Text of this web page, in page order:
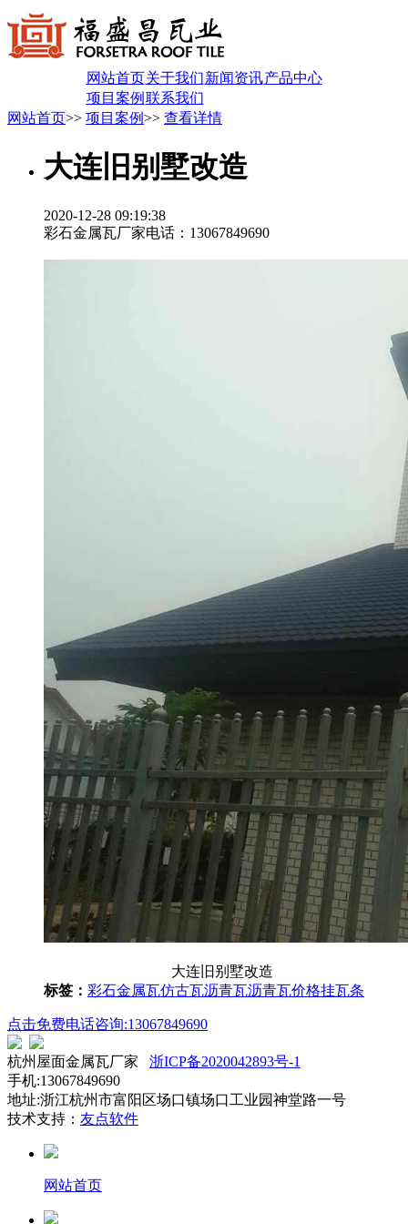
网站首页关于我们新闻资讯产品中心
项目案例 联系我们
网站首页>> 项目案例>> 查看详情
大连旧别墅改造
2020-12-28 09:19:38
彩石金属瓦厂家电话：13067849690
大连旧别墅改造
标签： 彩石金属瓦仿古瓦沥青瓦沥青瓦价格挂瓦条
点击免费电话咨询:13067849690
杭州屋面金属瓦厂家 浙ICP备2020042893号-1
手机:13067849690
地址:浙江杭州市富阳区场口镇场口工业园神堂路一号
技术支持： 友点软件
网站首页